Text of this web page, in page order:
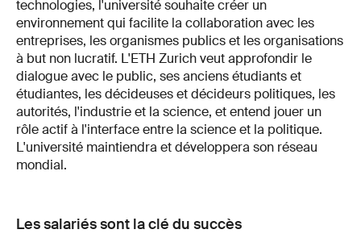
technologies, l'université souhaite créer un
environnement qui facilite la collaboration avec les
entreprises, les organismes publics et les organisations
à but non lucratif. L'ETH Zurich veut approfondir le
dialogue avec le public, ses anciens étudiants et
étudiantes, les décideuses et décideurs politiques, les
autorités, l'industrie et la science, et entend jouer un
rôle actif à l'interface entre la science et la politique.
L'université maintiendra et développera son réseau
mondial.
Les salariés sont la clé du succès